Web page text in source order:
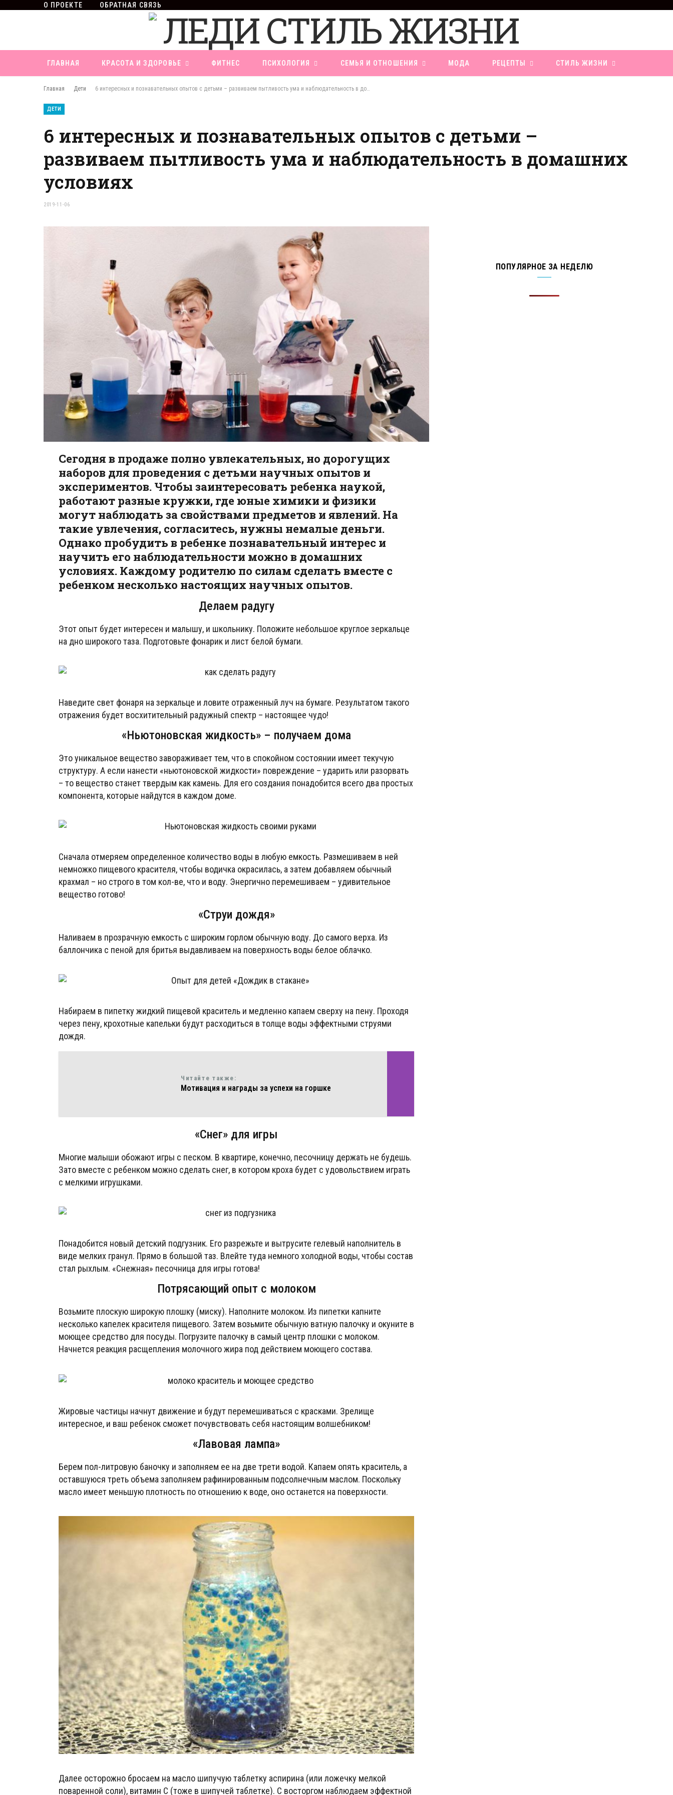
О ПРОЕКТЕ ОБРАТНАЯ СВЯЗЬ
F
b
ГЛАВНАЯ КРАСОТА И ЗДОРОВЬЕ ФИТНЕС ПСИХОЛОГИЯ СЕМЬЯ И ОТНОШЕНИЯ МОДА РЕЦЕПТЫ СТИЛЬ ЖИЗНИ
Главная Дети 6 интересных и познавательных опытов с детьми – развиваем пытливость ума и наблюдательность в домашних условиях
ДЕТИ
6 интересных и познавательных опытов с детьми –
развиваем пытливость ума и наблюдательность в домашних
условиях
2019-11-06
Сегодня в продаже полно увлекательных, но дорогущих
наборов для проведения с детьми научных опытов и
экспериментов. Чтобы заинтересовать ребенка наукой,
работают разные кружки, где юные химики и физики
могут наблюдать за свойствами предметов и явлений. На
такие увлечения, согласитесь, нужны немалые деньги.
Однако пробудить в ребенке познавательный интерес и
научить его наблюдательности можно в домашних
условиях. Каждому родителю по силам сделать вместе с
ребенком несколько настоящих научных опытов.
Делаем радугу
Этот опыт будет интересен и малышу, и школьнику. Положите небольшое круглое зеркальце
на дно широкого таза. Подготовьте фонарик и лист белой бумаги.
Наведите свет фонаря на зеркальце и ловите отраженный луч на бумаге. Результатом такого
отражения будет восхитительный радужный спектр – настоящее чудо!
«Ньютоновская жидкость» – получаем дома
Это уникальное вещество завораживает тем, что в спокойном состоянии имеет текучую
структуру. А если нанести «ньютоновской жидкости» повреждение – ударить или разорвать
– то вещество станет твердым как камень. Для его создания понадобится всего два простых
компонента, которые найдутся в каждом доме.
Сначала отмеряем определенное количество воды в любую емкость. Размешиваем в ней
немножко пищевого красителя, чтобы водичка окрасилась, а затем добавляем обычный
крахмал – но строго в том кол-ве, что и воду. Энергично перемешиваем – удивительное
вещество готово!
«Струи дождя»
Наливаем в прозрачную емкость с широким горлом обычную воду. До самого верха. Из
баллончика с пеной для бритья выдавливаем на поверхность воды белое облачко.
Набираем в пипетку жидкий пищевой краситель и медленно капаем сверху на пену. Проходя
через пену, крохотные капельки будут расходиться в толще воды эффектными струями
дождя.
Читайте также:
Мотивация и награды за успехи на горшке
«Снег» для игры
Многие малыши обожают игры с песком. В квартире, конечно, песочницу держать не будешь.
Зато вместе с ребенком можно сделать снег, в котором кроха будет с удовольствием играть
с мелкими игрушками.
Понадобится новый детский подгузник. Его разрежьте и вытрусите гелевый наполнитель в
виде мелких гранул. Прямо в большой таз. Влейте туда немного холодной воды, чтобы состав
стал рыхлым. «Снежная» песочница для игры готова!
Потрясающий опыт с молоком
Возьмите плоскую широкую плошку (миску). Наполните молоком. Из пипетки капните
несколько капелек красителя пищевого. Затем возьмите обычную ватную палочку и окуните в
моющее средство для посуды. Погрузите палочку в самый центр плошки с молоком.
Начнется реакция расщепления молочного жира под действием моющего состава.
Жировые частицы начнут движение и будут перемешиваться с красками. Зрелище
интересное, и ваш ребенок сможет почувствовать себя настоящим волшебником!
«Лавовая лампа»
Берем пол-литровую баночку и заполняем ее на две трети водой. Капаем опять краситель, а
оставшуюся треть объема заполняем рафинированным подсолнечным маслом. Поскольку
масло имеет меньшую плотность по отношению к воде, оно останется на поверхности.
Далее осторожно бросаем на масло шипучую таблетку аспирина (или ложечку мелкой
поваренной соли), витамин С (тоже в шипучей таблетке). С восторгом наблюдаем эффектной
ПОПУЛЯРНОЕ ЗА НЕДЕЛЮ